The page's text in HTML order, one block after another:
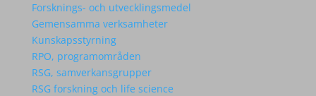
Forsknings- och utvecklingsmedel
Gemensamma verksamheter
Kunskapsstyrning
RPO, programområden
RSG, samverkansgrupper
RSG forskning och life science